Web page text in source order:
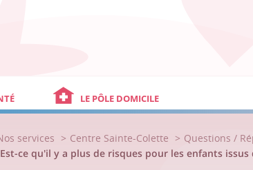
LE PÔLE DOMICILE
services Centre Sainte-Colette Questions /
Est-ce qu'il y a plus de risques pour les enfants issus